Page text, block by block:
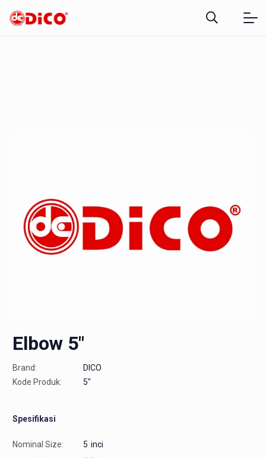
Elbow 5″
Brand:
DICO
Kode Produk:
5"
Spesifikasi
Nominal Size: 5 inci